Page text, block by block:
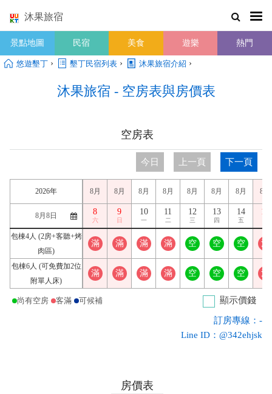
沐果旅宿
景點地圖 民宿 美食 遊樂 熱門
悠遊墾丁 › 墾丁民宿列表 › 沐果旅宿介紹 ›
沐果旅宿 - 空房表與房價表
空房表
今日 上一頁 下一頁
2026年
包棟4人 (2房+客聽+烤
肉區)
包棟6人 (可免費加2位
附單人床)
8月
8
六
滿
滿
8月
9
日
滿
滿
8月
10
一
滿
滿
8月
11
二
滿
滿
8月
12
三
空
空
8月
13
四
空
空
8月
14
五
空
空
8月
15
滿
滿
尚有空房 客滿 可候補 顯示價錢
訂房專線：-
Line ID：@342ehjsk
房價表